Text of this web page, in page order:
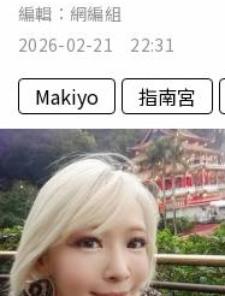
編輯： 網編組
2026-02-21 22:31
Makiyo 指南宮